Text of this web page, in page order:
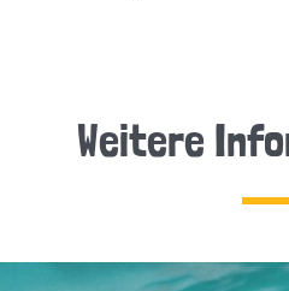
Weitere